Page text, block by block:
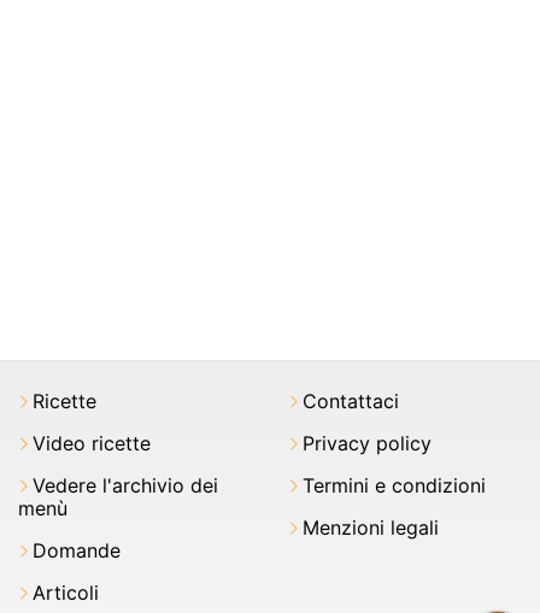
Ricette
Video ricette
Vedere l'archivio dei
menù
Domande
Articoli
Contattaci
Privacy policy
Termini e condizioni
Menzioni legali